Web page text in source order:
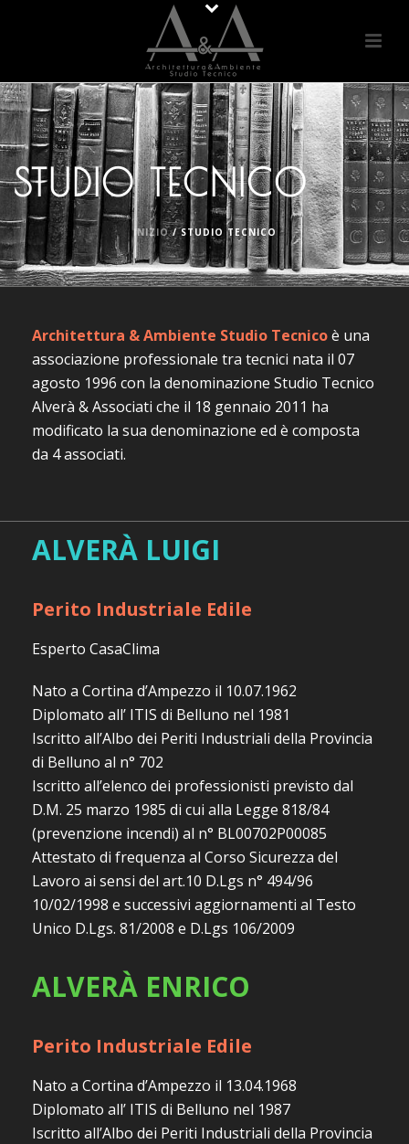
STUDIO TECNICO
INIZIO/STUDIO TECNICO
Architettura & Ambiente Studio Tecnicoè una
associazione professionale tra tecnici nata il 07
agosto 1996 con la denominazione Studio Tecnico
Alverà & Associati che il 18 gennaio 2011 ha
modificato la sua denominazione ed è composta
da 4 associati.
ALVERÀ LUIGI
Perito Industriale Edile
Esperto CasaClima
Nato a Cortina d’Ampezzo il 10.07.1962
Diplomato all’ ITIS di Belluno nel 1981
Iscritto all’Albo dei Periti Industriali della Provincia
di Belluno al n° 702
Iscritto all’elenco dei professionisti previsto dal
D.M. 25 marzo 1985 di cui alla Legge 818/84
(prevenzione incendi) al n° BL00702P00085
Attestato di frequenza al Corso Sicurezza del
Lavoro ai sensi del art.10 D.Lgs n° 494/96
10/02/1998 e successivi aggiornamenti al Testo
Unico D.Lgs. 81/2008 e D.Lgs 106/2009
ALVERÀ ENRICO
Perito Industriale Edile
Nato a Cortina d’Ampezzo il 13.04.1968
Diplomato all’ ITIS di Belluno nel 1987
Iscritto all’Albo dei Periti Industriali della Provincia